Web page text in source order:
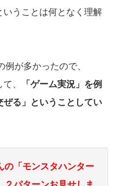
いうことは何となく理解
が多かったので、
、
「ゲーム実況」を例
る」ということしてい
の「モンスタハンター